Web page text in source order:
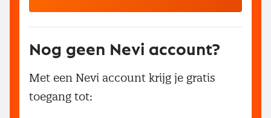
Nog geen Nevi account?
Met een Nevi account krijg je gratis
toegang tot: